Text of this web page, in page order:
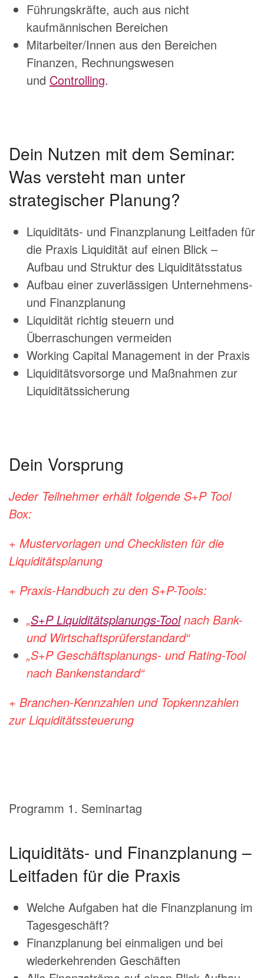
Führungskräfte, auch aus nicht
kaufmännischen Bereichen
Mitarbeiter/Innen aus den Bereichen
Finanzen, Rechnungswesen
und Controlling.
Dein Nutzen mit dem Seminar:
Was versteht man unter
strategischer Planung?
Liquiditäts- und Finanzplanung Leitfaden für
die Praxis Liquidität auf einen Blick –
Aufbau und Struktur des Liquiditätsstatus
Aufbau einer zuverlässigen Unternehmens-
und Finanzplanung
Liquidität richtig steuern und
Überraschungen vermeiden
Working Capital Management in der Praxis
Liquiditätsvorsorge und Maßnahmen zur
Liquiditätssicherung
Dein Vorsprung
Jeder Teilnehmer erhält folgende S+P Tool
Box:
+ Mustervorlagen und Checklisten für die
Liquiditätsplanung
+ Praxis-Handbuch zu den S+P-Tools:
„S+P Liquiditätsplanungs-Toolnach Bank-
und Wirtschaftsprüferstandard“
„S+P Geschäftsplanungs- und Rating-Tool
nach Bankenstandard“
+ Branchen-Kennzahlen und Topkennzahlen
zur Liquiditätssteuerung
Programm 1. Seminartag
Liquiditäts- und Finanzplanung –
Leitfaden für die Praxis
Welche Aufgaben hat die Finanzplanung im
Tagesgeschäft?
Finanzplanung bei einmaligen und bei
wiederkehrenden Geschäften